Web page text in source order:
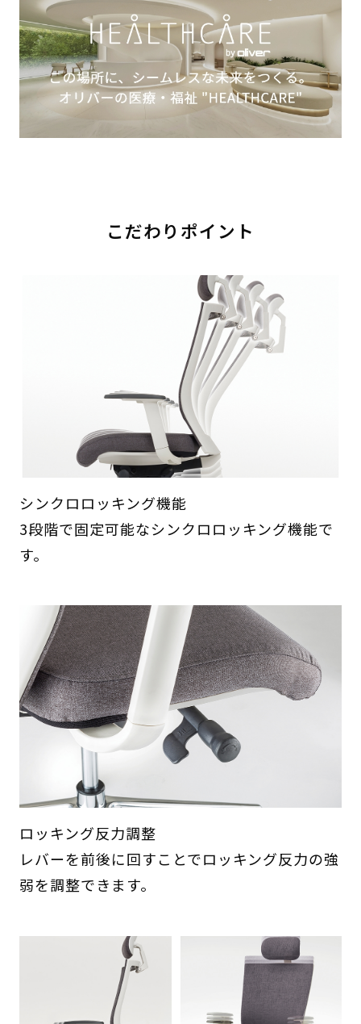
こだわりポイント
シンクロロッキング機能
3段階で固定可能なシンクロロッキング機能で
す。
ロッキング反力調整
レバーを前後に回すことでロッキング反力の強
弱を調整できます。